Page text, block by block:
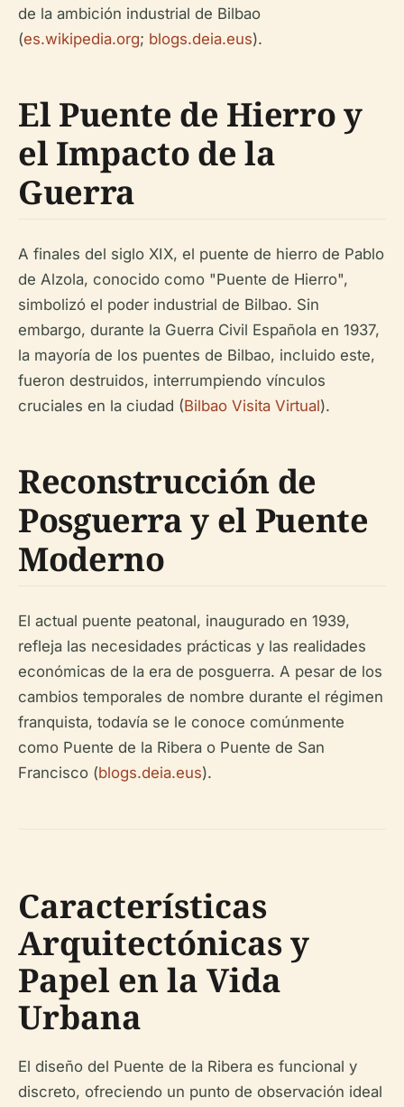
de la ambición industrial de Bilbao
(es.wikipedia.org; blogs.deia.eus).
El Puente de Hierro y
el Impacto de la
Guerra
A finales del siglo XIX, el puente de hierro de Pablo
de Alzola, conocido como "Puente de Hierro",
simbolizó el poder industrial de Bilbao. Sin
embargo, durante la Guerra Civil Española en 1937,
la mayoría de los puentes de Bilbao, incluido este,
fueron destruidos, interrumpiendo vínculos
cruciales en la ciudad (Bilbao Visita Virtual).
Reconstrucción de
Posguerra y el Puente
Moderno
El actual puente peatonal, inaugurado en 1939,
refleja las necesidades prácticas y las realidades
económicas de la era de posguerra. A pesar de los
cambios temporales de nombre durante el régimen
franquista, todavía se le conoce comúnmente
como Puente de la Ribera o Puente de San
Francisco (blogs.deia.eus).
Características
Arquitectónicas y
Papel en la Vida
Urbana
El diseño del Puente de la Ribera es funcional y
discreto, ofreciendo un punto de observación ideal